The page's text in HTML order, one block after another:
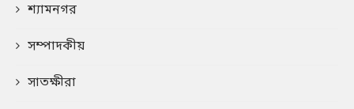
শ্যামনগর
সম্পাদকীয়
সাতক্ষীরা